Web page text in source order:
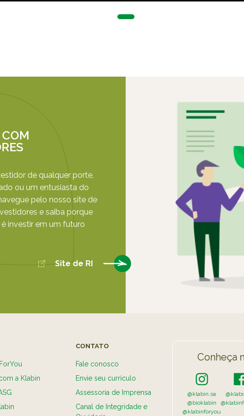
de qualquer porte,
ou um entusiasta do
pelo nosso site de
e saiba porque
investir em um futuro
Site de RI
a Klabin
CONTATO
Fale conosco
Envie seu currículo
Assessoria de Imprensa
Canal de Integridade e
Conheça
@klabin.sa
@bioklabin
@klabinforyou